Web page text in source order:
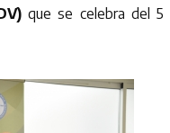
que se celebra del 5